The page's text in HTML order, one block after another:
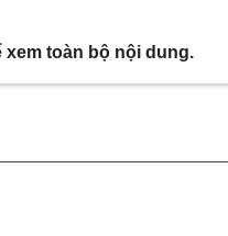
xem toàn bộ nội dung.